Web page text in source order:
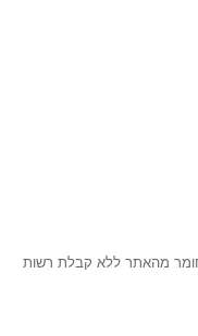
חומר מהאתר ללא קבלת רשות